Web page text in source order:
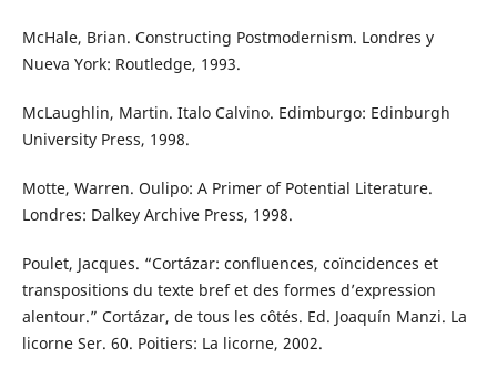
McHale, Brian. Constructing Postmodernism. Londres y
Nueva York: Routledge, 1993.
McLaughlin, Martin. Italo Calvino. Edimburgo: Edinburgh
University Press, 1998.
Motte, Warren. Oulipo: A Primer of Potential Literature.
Londres: Dalkey Archive Press, 1998.
Poulet, Jacques. “Cortázar: confluences, coïncidences et
transpositions du texte bref et des formes d’expression
alentour.” Cortázar, de tous les côtés. Ed. Joaquín Manzi. La
licorne Ser. 60. Poitiers: La licorne, 2002.